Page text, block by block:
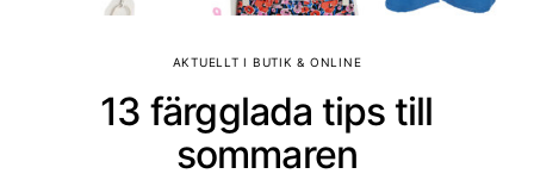
AKTUELLT I BUTIK & ONLINE
13 färgglada tips till
sommaren